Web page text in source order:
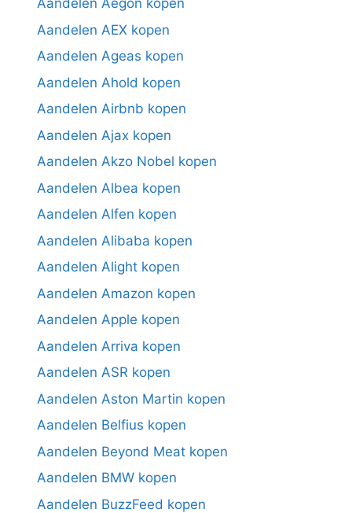
Aandelen Aegon kopen
Aandelen AEX kopen
Aandelen Ageas kopen
Aandelen Ahold kopen
Aandelen Airbnb kopen
Aandelen Ajax kopen
Aandelen Akzo Nobel kopen
Aandelen Albea kopen
Aandelen Alfen kopen
Aandelen Alibaba kopen
Aandelen Alight kopen
Aandelen Amazon kopen
Aandelen Apple kopen
Aandelen Arriva kopen
Aandelen ASR kopen
Aandelen Aston Martin kopen
Aandelen Belfius kopen
Aandelen Beyond Meat kopen
Aandelen BMW kopen
Aandelen BuzzFeed kopen